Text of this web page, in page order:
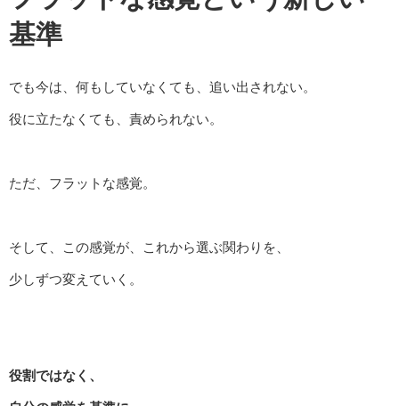
基準
でも今は、何もしていなくても、追い出されない。
役に立たなくても、責められない。
ただ、フラットな感覚。
そして、この感覚が、これから選ぶ関わりを、
少しずつ変えていく。
役割ではなく、